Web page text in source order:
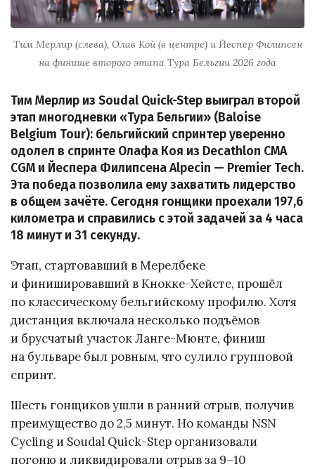
Тим Мерлир (слева), Олав Кой (в центре) и Йеспер Филипсен
на финише второго этапа Тура Бельгии 2026 года
Тим Мерлир из Soudal Quick-Step выиграл второй
этап многодневки «Тура Бельгии» (Baloise
Belgium Tour): бельгийский спринтер уверенно
одолел в спринте Олафа Коя из Decathlon CMA
CGM и Йеспера Филипсена Alpecin — Premier Tech.
Эта победа позволила ему захватить лидерство
в общем зачёте. Сегодня гонщики проехали 197,6
километра и справились с этой задачей за 4 часа
18 минут и 31 секунду.
Этап, стартовавший в Мерелбеке
и финишировавший в Кнокке-Хейсте, прошёл
по классическому бельгийскому профилю. Хотя
дистанция включала несколько подъёмов
и брусчатый участок Ланге-Мюнте, финиш
на бульваре был ровным, что сулило групповой
спринт.
Шесть гонщиков ушли в ранний отрыв, получив
преимущество до 2,5 минут. Но команды NSN
Cycling и Soudal Quick-Step организовали
погоню и ликвидировали отрыв за 9–10